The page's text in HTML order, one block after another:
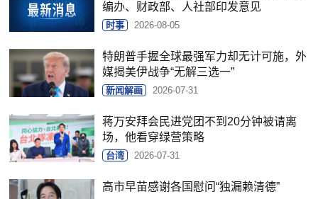
编办、财政部、人社部印发意见
时事 2026-08-05
特朗普手握全球最强军力却无计可施，外
媒揭美伊战争“无解三选一”
新闻解画 2026-07-31
蒋万安拜会民进党团不到20分钟被请离
场，他看穿绿营策略
台湾 2026-07-31
高市早苗感谢各国慰问“独漏赖清德”